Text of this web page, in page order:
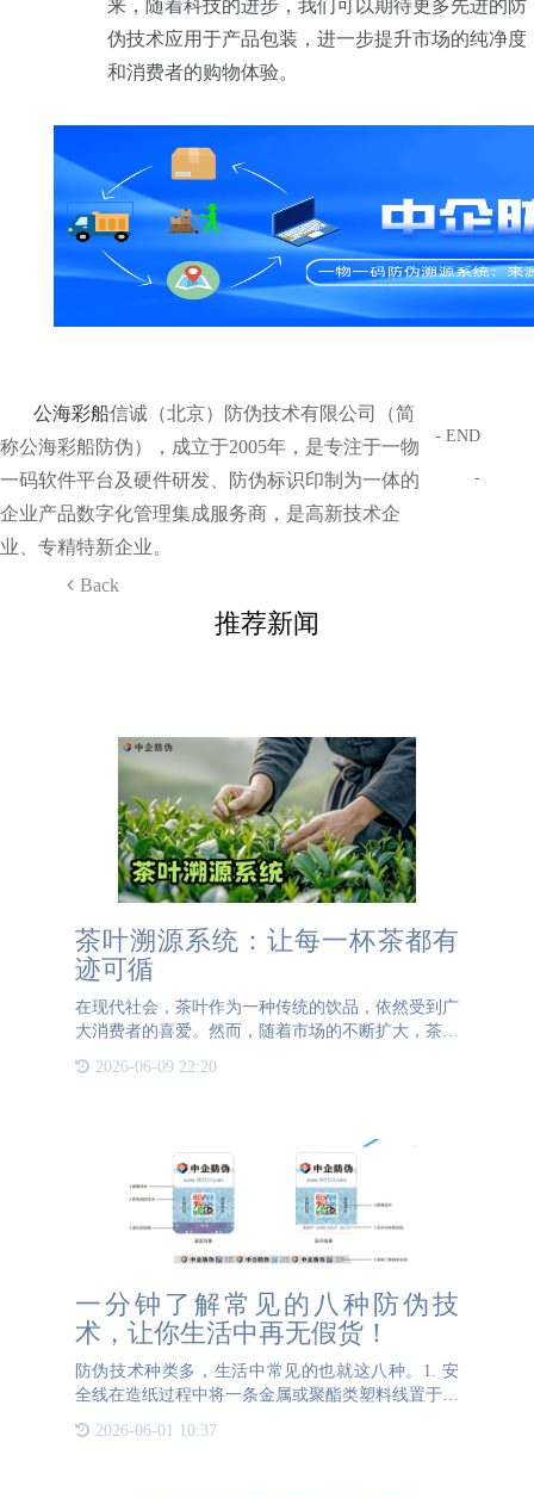
来，随着科技的进步，我们可以期待更多先进的防
伪技术应用于产品包装，进一步提升市场的纯净度
和消费者的购物体验。
公海彩船信诚（北京）防伪技术有限公司（简
称公海彩船防伪），成立于2005年，是专注于一物
一码软件平台及硬件研发、防伪标识印制为一体的
企业产品数字化管理集成服务商，是高新技术企
业、专精特新企业。
Back
- END
-
推荐新闻
茶叶溯源系统：让每一杯茶都有
迹可循
在现代社会，茶叶作为一种传统的饮品，依然受到广
大消费者的喜爱。然而，随着市场的不断扩大，茶叶
的品质问题也日益凸显。消费者在购买茶叶时，常常
会面临一个难题：如何确保自己买到的是高品质的茶
2026-06-09 22:20
一分钟了解常见的八种防伪技
术，让你生活中再无假货！
防伪技术种类多，生活中常见的也就这八种。1. 安
全线在造纸过程中将一条金属或聚酯类塑料线置于纸
据需求来定制文字和图案。安全线是采用特殊的造纸
2026-06-01 10:37